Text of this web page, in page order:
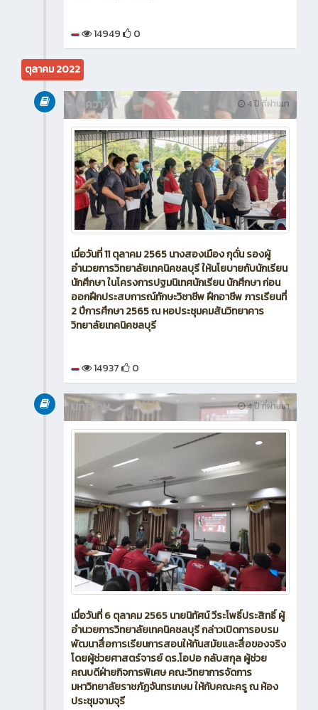
14949 0
ตุลาคม 2022
4 ปี ที่ผ่านมา
บทความ
เมื่อวันที่ 11 ตุลาคม 2565 นางสองเมือง กุดั่น รองผู้
อำนวยการวิทยาลัยเทคนิคชลบุรี ให้นโยบายกับนักเรียน
นักศึกษา ในโครงการปฐมนิเทศนักเรียน นักศึกษา ก่อน
ออกฝึกประสบการณ์ทักษะวิชาชีพ ฝึกอาชีพ ภารเรียนที่
2 ปีการศึกษา 2565 ณ หอประชุมคมสันวิทยาคาร
วิทยาลัยเทคนิคชลบุรี
14937 0
4 ปี ที่ผ่านมา
บทความ
เมื่อวันที่ 6 ตุลาคม 2565 นายนิทัศน์ วีระโพธิ์ประสิทธิ์ ผู้
อำนวยการวิทยาลัยเทคนิคชลบุรี กล่าวเปิดการอบรม
พัฒนาสื่อการเรียนการสอนให้ทันสมัยและสื่อของจริง
โดยผู้ช่วยศาสตร์จารย์ ดร.โอปอ กลับสกุล ผู้ช่วย
คณบดีฝ่ายกิจการพิเศษ คณะวิทยาการจัดการ
มหาวิทยาลัยราชภัฏจันทรเกษม ให้กับคณะครู ณ ห้อง
ประชุมจามจุรี